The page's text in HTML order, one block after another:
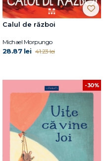
Calul de război
Michael Morpungo
28.87 lei 41.23 lei
-30%